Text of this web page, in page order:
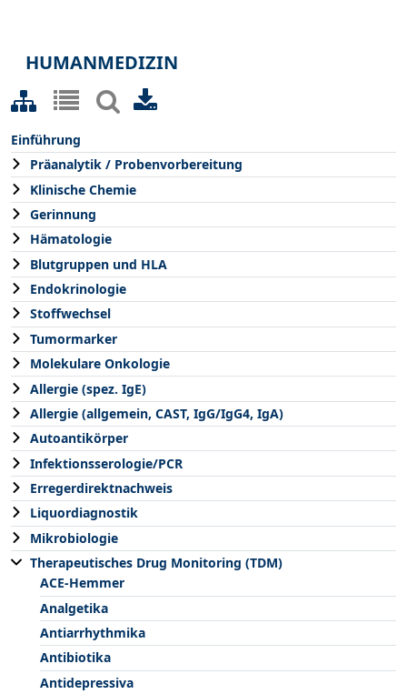
HUMANMEDIZIN
Einführung
Präanalytik / Probenvorbereitung
Klinische Chemie
Gerinnung
Hämatologie
Blutgruppen und HLA
Endokrinologie
Stoffwechsel
Tumormarker
Molekulare Onkologie
Allergie (spez. IgE)
Allergie (allgemein, CAST, IgG/IgG4, IgA)
Autoantikörper
Infektionsserologie/PCR
Erregerdirektnachweis
Liquordiagnostik
Mikrobiologie
Therapeutisches Drug Monitoring (TDM)
ACE-Hemmer
Analgetika
Antiarrhythmika
Antibiotika
Antidepressiva